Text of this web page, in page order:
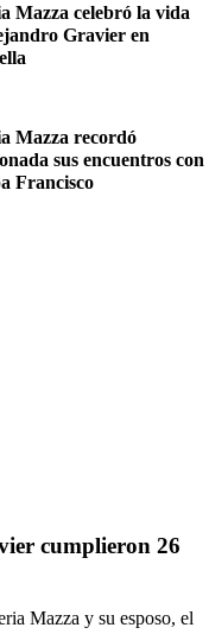
Mazza celebró la vida
Gravier en
Mazza recordó
sus encuentros con
Francisco
cumplieron 26
Mazza y su esposo, el